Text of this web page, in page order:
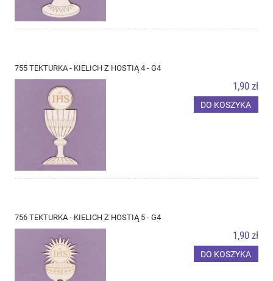
755 TEKTURKA - KIELICH Z HOSTIĄ 4 - G4
1,90 zł
DO KOSZYKA
756 TEKTURKA - KIELICH Z HOSTIĄ 5 - G4
1,90 zł
DO KOSZYKA